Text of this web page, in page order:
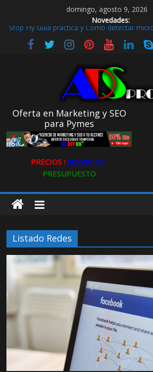
domingo, agosto 9, 2026
Novedades:
Stop Fly Guía práctica y Cómo detectar
De hobby a referencia. La historia de
impacto en el mundo digital
Radio Taxi Aljarafe o Descubre el Servicio
Maximiza la Visibilidad de tu Clínica Dental
Oferta en Marketing y SEO
para Pymes
PRECIOS ǀ SERVICIOS ǀ
PRESUPUESTO
Listado Redes